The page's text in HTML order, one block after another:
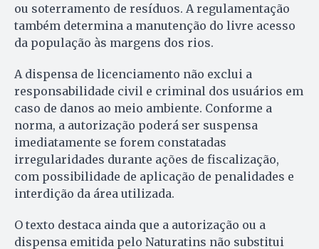
ou soterramento de resíduos. A regulamentação
também determina a manutenção do livre acesso
da população às margens dos rios.
A dispensa de licenciamento não exclui a
responsabilidade civil e criminal dos usuários em
caso de danos ao meio ambiente. Conforme a
norma, a autorização poderá ser suspensa
imediatamente se forem constatadas
irregularidades durante ações de fiscalização,
com possibilidade de aplicação de penalidades e
interdição da área utilizada.
O texto destaca ainda que a autorização ou a
dispensa emitida pelo Naturatins não substitui